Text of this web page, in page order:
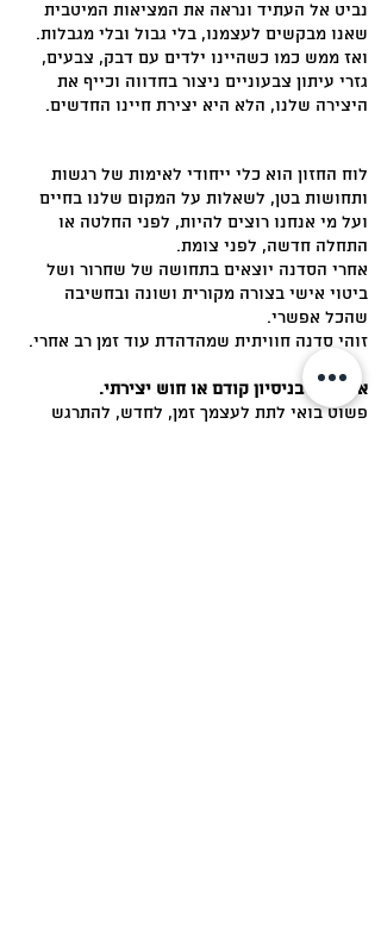
נביט אל העתיד ונראה את המציאות המיטבית
שאנו מבקשים לעצמנו, בלי גבול ובלי מגבלות.
ואז ממש כמו כשהיינו ילדים עם דבק, צבעים,
גזרי עיתון צבעוניים ניצור בחדווה וכייף את
היצירה שלנו, הלא היא יצירת חיינו החדשים.
לוח החזון הוא כלי ייחודי לאימות של רגשות
ותחושות בטן, לשאלות על המקום שלנו בחיים
ועל מי אנחנו רוצים להיות, לפני החלטה או
התחלה חדשה, לפני צומת.
אחרי הסדנה יוצאים בתחושה של שחרור ושל
ביטוי אישי בצורה מקורית ושונה ובחשיבה
שהכל אפשרי.
זוהי סדנה חוויתית שמהדהדת עוד זמן רב אחרי.
אין צורך בניסיון קודם או חוש יצירתי.
פשוט בואי לתת לעצמך זמן, לחדש, להתרגש